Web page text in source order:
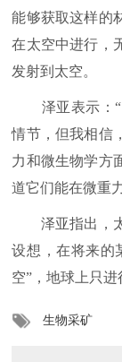
能够获取这样的
在太空中进行，
发射到太空。
泽亚表示：“
情节，但我相信
力和微生物学方
道它们能在微重
泽亚指出，太
设想，在将来的
空”，地球上只进
生物采矿